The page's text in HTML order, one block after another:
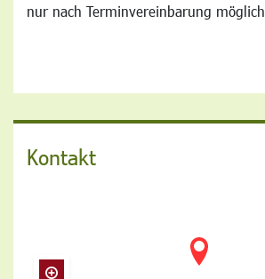
nur nach Terminvereinbarung möglich.
Kontakt